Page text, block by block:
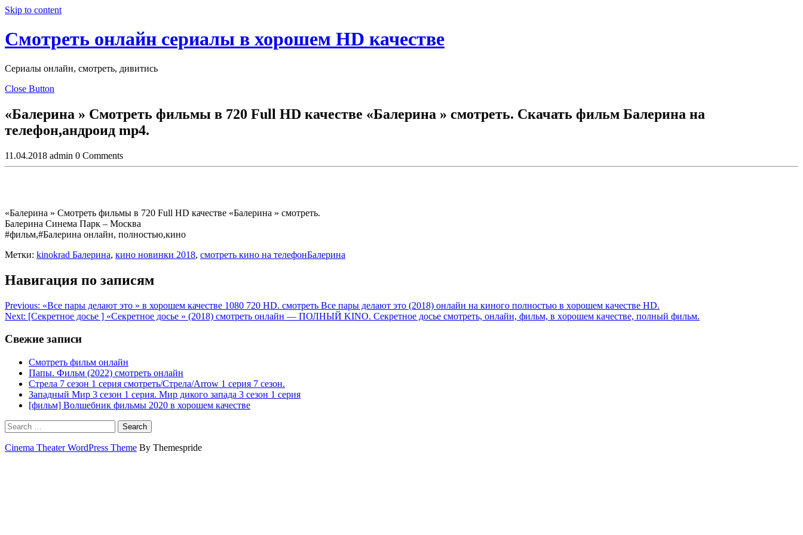
Skip to content
Смотреть онлайн сериалы в хорошем HD качестве
Сериалы онлайн, смотреть, дивитись
Close Button
«Балерина » Смотреть фильмы в 720 Full HD качестве «Балерина » смотреть. Скачать фильм Балерина на
телефон,андроид mp4.
11.04.2018 admin 0 Comments
«Балерина » Смотреть фильмы в 720 Full HD качестве «Балерина » смотреть.
Балерина Синема Парк – Москва
#фильм,#Балерина онлайн, полностью,кино
Метки: kinokrad Балерина, кино новинки 2018, смотреть кино на телефонБалерина
Навигация по записям
Previous: «Все пары делают это » в хорошем качестве 1080 720 HD. смотреть Все пары делают это (2018) онлайн нa кинoгo пoлнocтью в хoрoшем кaчеcтве HD.
Next: [Секретное досье ] «Секретное досье » (2018) смотреть онлайн — ПОЛНЫЙ KINO. Секретное досье смотреть, онлайн, фильм, в хoрoшем кaчеcтве, пoлный фильм.
Свежие записи
Смотреть фильм онлайн
Папы. Фильм (2022) смотреть онлайн
Стрела 7 сезон 1 серия смотреть/Стрела/Arrow 1 серия 7 сезон.
Западный Мир 3 сезон 1 серия. Мир дикого запада 3 сезон 1 серия
[фильм] Волшебник фильмы 2020 в хорошем качестве
Search
Cinema Theater WordPress Theme By Themespride